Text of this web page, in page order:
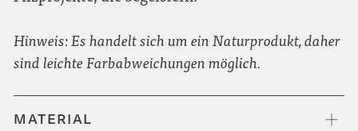
Hinweis: Es handelt sich um ein Naturprodukt, daher
sind leichte Farbabweichungen möglich.
MATERIAL